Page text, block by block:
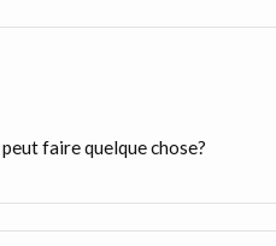
faire quelque chose?